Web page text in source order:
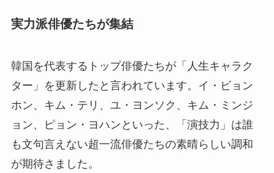
実力派俳優たちが集結
韓国を代表するトップ俳優たちが「人生キャラク
ター」を更新したと言われています。イ・ビョン
ホン、キム・テリ、ユ・ヨンソク、キム・ミンジ
ョン、ピョン・ヨハンといった、「演技力」は誰
も文句言えない超一流俳優たちの素晴らしい調和
が期待さました。